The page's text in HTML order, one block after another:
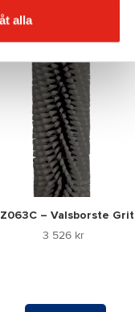
alla
– Valsborste Grit
3 526 kr